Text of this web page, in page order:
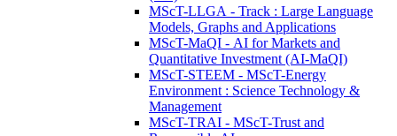
MScT-LLGA - Track : Large Language
Models, Graphs and Applications
MScT-MaQI - AI for Markets and
Quantitative Investment (AI-MaQI)
MScT-STEEM - MScT-Energy
Environment : Science Technology &
Management
MScT-TRAI - MScT-Trust and